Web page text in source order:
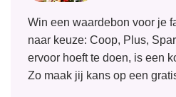
Win een waardebon voor je
naar keuze: Coop, Plus,
ervoor hoeft te doen, is een
Zo maak jij kans op een